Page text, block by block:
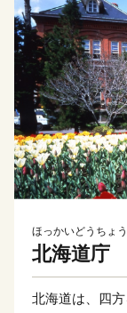
ほっかいどうちょう
北海道庁
北海道は、四